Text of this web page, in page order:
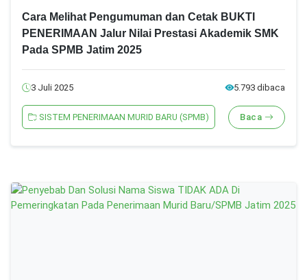
Cara Melihat Pengumuman dan Cetak BUKTI
PENERIMAAN Jalur Nilai Prestasi Akademik SMK
Pada SPMB Jatim 2025
3 Juli 2025 5.793 dibaca
SISTEM PENERIMAAN MURID BARU (SPMB) Baca